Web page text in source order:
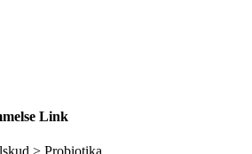
Link
> Probiotika